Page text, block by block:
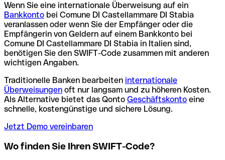
Wenn Sie eine internationale Überweisung auf ein
Bankkonto bei Comune DI Castellammare DI Stabia
veranlassen oder wenn Sie der Empfänger oder die
Empfängerin von Geldern auf einem Bankkonto bei
Comune DI Castellammare DI Stabia in Italien sind,
benötigen Sie den SWIFT-Code zusammen mit anderen
wichtigen Angaben.
Traditionelle Banken bearbeiten internationale
Überweisungen oft nur langsam und zu höheren Kosten.
Als Alternative bietet das Qonto Geschäftskonto eine
schnelle, kostengünstige und sichere Lösung.
Jetzt Demo vereinbaren
Wo finden Sie Ihren SWIFT-Code?